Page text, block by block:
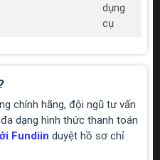
dụng
cụ
chính hãng, đội ngũ tư vấn
dạng hình thức thanh toán
Fundiin duyệt hồ sơ chỉ